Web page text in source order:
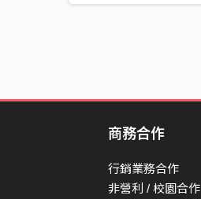
商務合作
行銷業務合作
非營利 / 校園合作